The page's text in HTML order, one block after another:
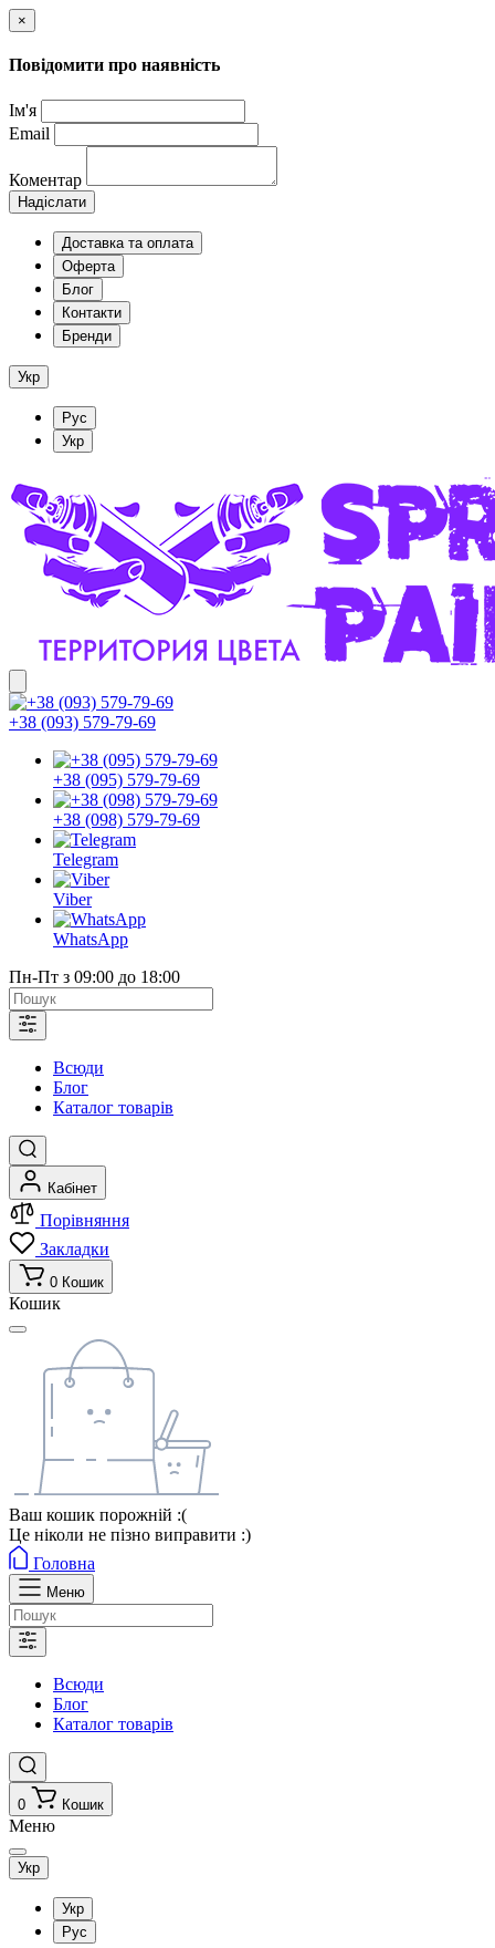
×
Повідомити про наявність
Ім'я
Email
Коментар
Надіслати
Доставка та оплата
Оферта
Блог
Контакти
Бренди
Укр
Рус
Укр
+38 (093) 579-79-69
+38 (095) 579-79-69
+38 (098) 579-79-69
Telegram
Viber
WhatsApp
Пн-Пт з 09:00 до 18:00
Всюди
Блог
Каталог товарів
Кабінет
Порівняння
Закладки
0 Кошик
Кошик
Ваш кошик порожній :(
Це ніколи не пізно виправити :)
Головна
Меню
Всюди
Блог
Каталог товарів
0 Кошик
Меню
Укр
Укр
Рус